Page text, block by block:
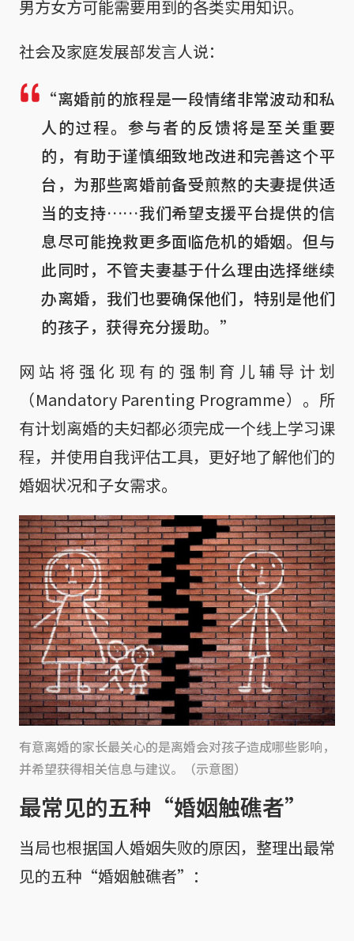
男方女方可能需要用到的各类实用知识。
社会及家庭发展部发言人说：
“离婚前的旅程是一段情绪非常波动和私
人的过程。参与者的反馈将是至关重要
的，有助于谨慎细致地改进和完善这个平
台，为那些离婚前备受煎熬的夫妻提供适
当的支持……我们希望支援平台提供的信
息尽可能挽救更多面临危机的婚姻。但与
此同时，不管夫妻基于什么理由选择继续
办离婚，我们也要确保他们，特别是他们
的孩子，获得充分援助。”
网站将强化现有的强制育儿辅导计划
（Mandatory Parenting Programme）。所
有计划离婚的夫妇都必须完成一个线上学习课
程，并使用自我评估工具，更好地了解他们的
婚姻状况和子女需求。
有意离婚的家长最关心的是离婚会对孩子造成哪些影响，
并希望获得相关信息与建议。（示意图）
最常见的五种“婚姻触礁者”
当局也根据国人婚姻失败的原因，整理出最常
见的五种“婚姻触礁者”：